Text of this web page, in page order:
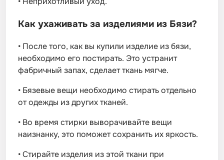
Как ухаживать за изделиями из Бязи?
• После того, как вы купили изделие из бязи,
необходимо его постирать. Это устранит
фабричный запах, сделает ткань мягче.
• Бязевые вещи необходимо стирать отдельно
от одежды из других тканей.
• Во время стирки выворачивайте вещи
наизнанку, это поможет сохранить их яркость.
•Стирайте изделия из этой ткани при